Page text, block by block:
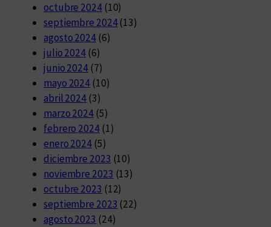
octubre 2024(10)
septiembre 2024(13)
agosto 2024(6)
julio 2024 (6)
junio 2024 (7)
mayo 2024 (10)
abril 2024 (3)
marzo 2024 (5)
febrero 2024(1)
enero 2024 (5)
diciembre 2023 (10)
noviembre 2023 (13)
octubre 2023 (12)
septiembre 2023 (22)
agosto 2023 (24)